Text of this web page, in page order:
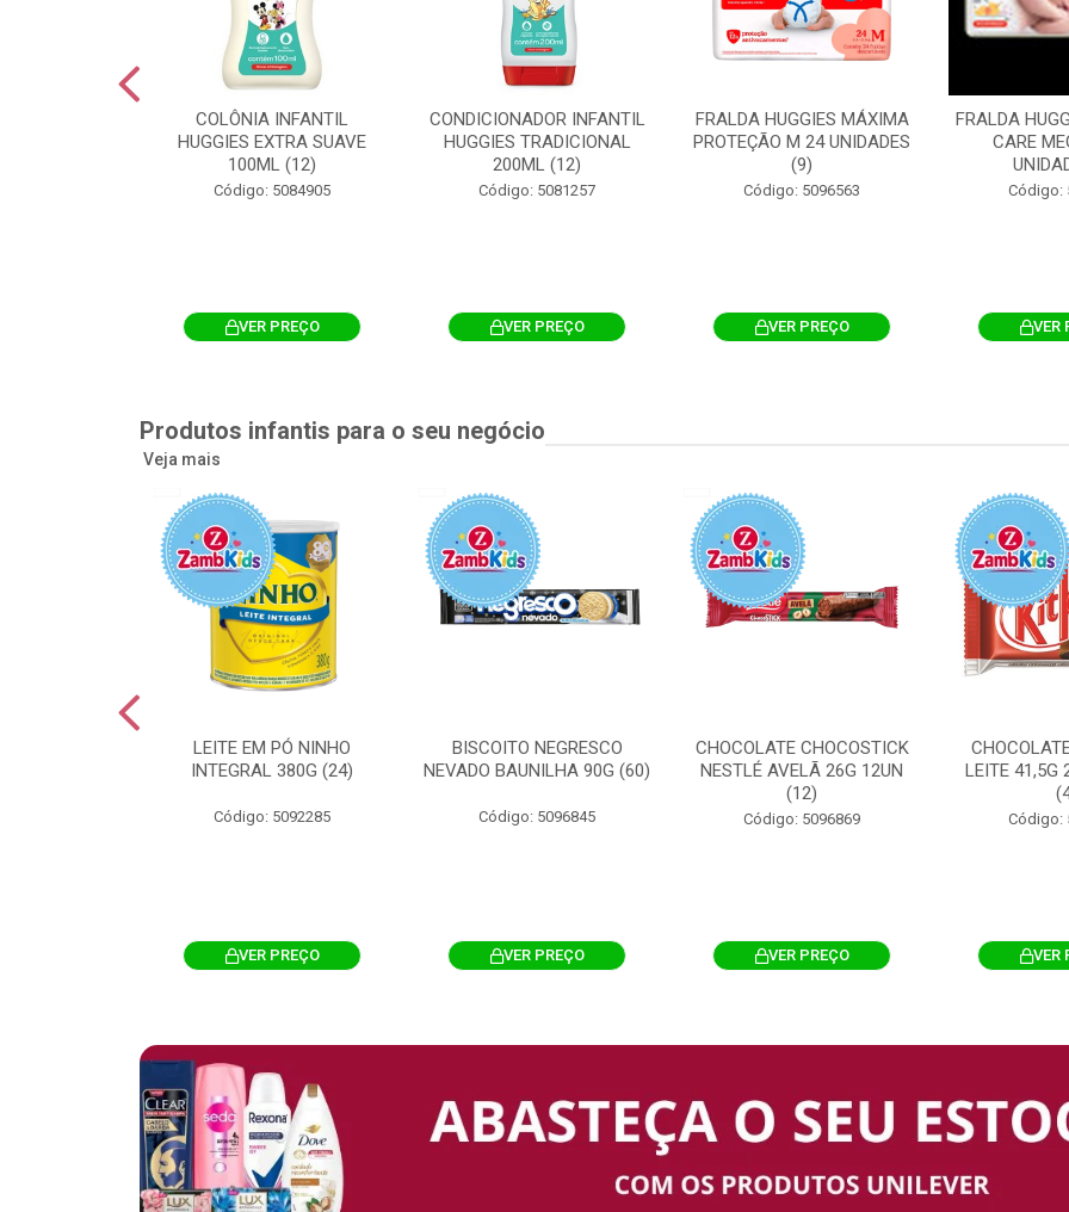
COLÔNIA INFANTIL
HUGGIES EXTRA SUAVE
100ML (12)
Código: 5084905
VER PREÇO
CONDICIONADOR INFANTIL
HUGGIES TRADICIONAL
200ML (12)
Código: 5081257
VER PREÇO
FRALDA HUGGIES MÁXIMA
PROTEÇÃO M 24 UNIDADES
(9)
Código: 5096563
VER PREÇO
FRALDA
CARE
Código:
VER
Produtos infantis para o seu negócio
Veja mais
LEITE EM PÓ NINHO
INTEGRAL 380G (24)
Código: 5092285
VER PREÇO
BISCOITO NEGRESCO
NEVADO BAUNILHA 90G (60)
Código: 5096845
VER PREÇO
CHOCOLATE CHOCOSTICK
NESTLÉ AVELÃ 26G 12UN
(12)
Código: 5096869
VER PREÇO
LEITE 41,5G
Código:
VER